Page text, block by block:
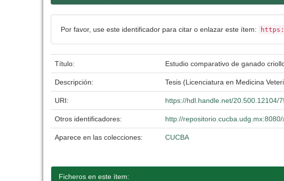
Por favor, use este identificador para citar o enlazar este ítem:
Título: Estudio comparativo de ganado
Descripción: Tesis (Licenciatura en Medicina
URI: https://hdl.handle.net/20.500.12104/
Otros identificadores: http://
Aparece en las colecciones: CUCBA
Ficheros en este ítem: